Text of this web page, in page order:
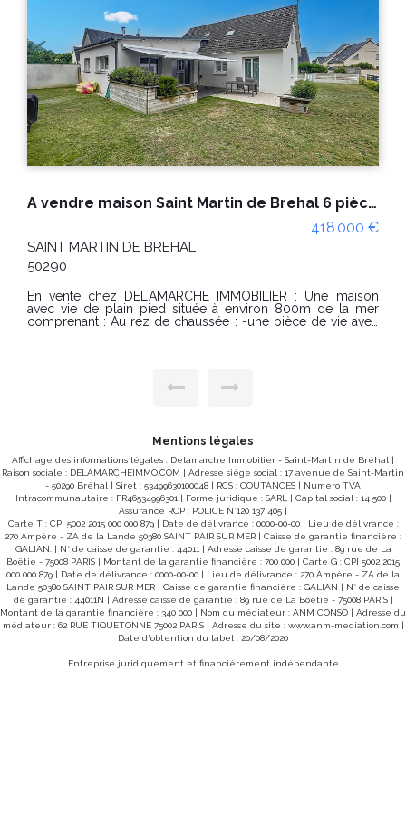
:
490 000 €
SAINT MARTIN DE BREHAL
50290
En vente chez DELAMARCHE IMMOBILIER : Saint Martin de
Brehal, à environ 500m de la plage et des commerces. Une
maison d'habitation , comprenant : Au rez-de-chaussée : -
/ an Date de référence des prix de l'énergie utilisés pour
établir cette estimation : 01/01/2021 Les informations sur
les risques auxquels ce bien est exposé sont disponibles
sur le site Géorisques : www.georisques.gouv.fr
CONDITIONS : Pour visiter agence DELAMARCHE Brehal,
GINARD Florian 07.86.27.44.34
Mentions légales
Affichage des informations légales : Delamarche Immobilier - Saint-Martin de Bréhal |
Raison sociale : DELAMARCHEIMMO.COM | Adresse siège social : 17 avenue de Saint-Martin
- 50290 Bréhal | Siret : 53499630100048 | RCS : COUTANCES | Numero TVA
Intracommunautaire : FR46534996301 | Forme juridique : SARL | Capital social : 14 500 |
Assurance RCP : POLICE N°120 137 405 |
Carte T : CPI 5002 2015 000 000 879 | Date de délivrance : 0000-00-00 | Lieu de délivrance :
270 Ampère - ZA de la Lande 50380 SAINT PAIR SUR MER | Caisse de garantie financière :
GALIAN. | N° de caisse de garantie : 44011 | Adresse caisse de garantie : 89 rue de La
Boëtie - 75008 PARIS | Montant de la garantie financière : 700 000 | Carte G : CPI 5002 2015
000 000 879 | Date de délivrance : 0000-00-00 | Lieu de délivrance : 270 Ampère - ZA de la
Lande 50380 SAINT PAIR SUR MER | Caisse de garantie financière : GALIAN | N° de caisse
de garantie : 44011N | Adresse caisse de garantie : 89 rue de La Boëtie - 75008 PARIS |
Montant de la garantie financière : 340 000 | Nom du médiateur : ANM CONSO | Adresse du
médiateur : 62 RUE TIQUETONNE 75002 PARIS | Adresse du site : www.anm-mediation.com |
Date d'obtention du label : 20/08/2020
Entreprise juridiquement et financièrement indépendante